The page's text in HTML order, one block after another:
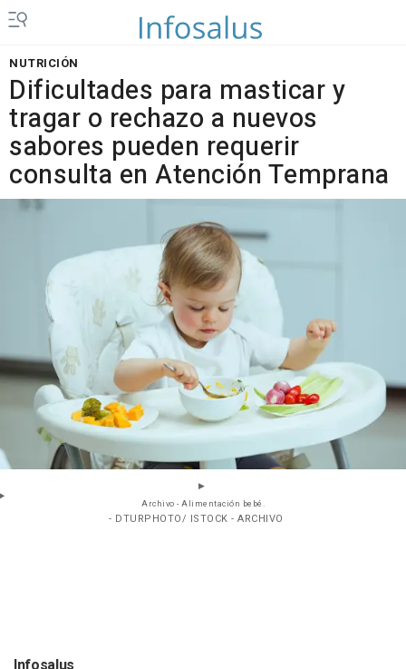
NUTRICIÓN
Dificultades para masticar y
tragar o rechazo a nuevos
sabores pueden requerir
consulta en Atención Temprana
Archivo - Alimentación bebé.
- DTURPHOTO/ ISTOCK - ARCHIVO